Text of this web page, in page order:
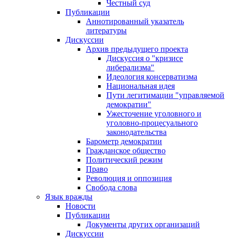
Честный суд
Публикации
Аннотированный указатель
литературы
Дискуссии
Архив предыдущего проекта
Дискуссия о "кризисе
либерализма"
Идеология консерватизма
Национальная идея
Пути легитимации "управляемой
демократии"
Ужесточение уголовного и
уголовно-процесуального
законодательства
Барометр демократии
Гражданское общество
Политический режим
Право
Революция и оппозиция
Свобода слова
Язык вражды
Новости
Публикации
Документы других организаций
Дискуссии